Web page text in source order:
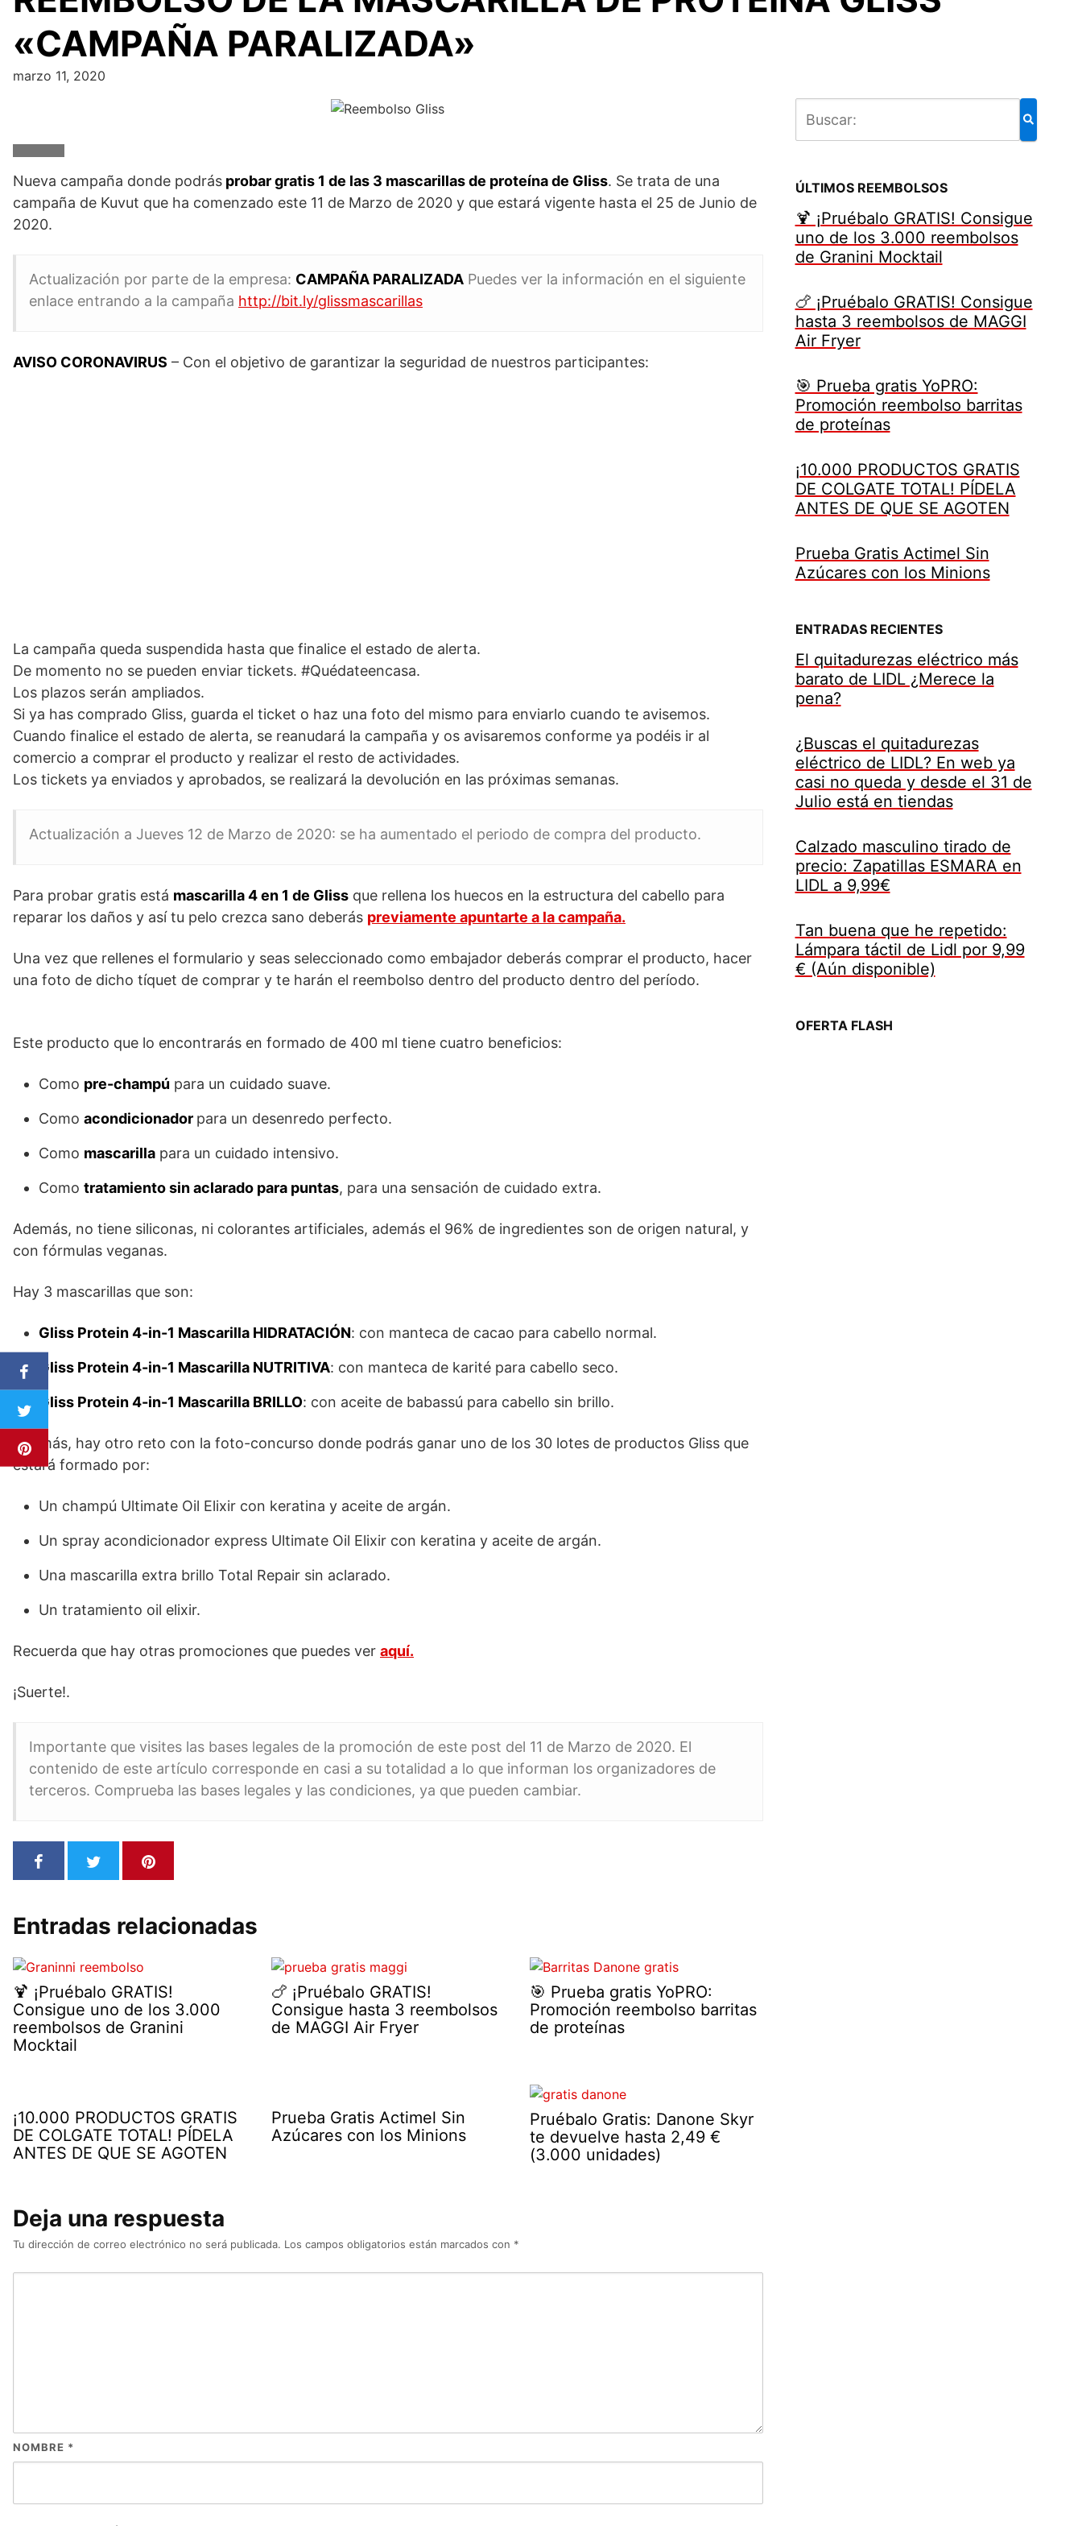
«CAMPAÑA PARALIZADA»
marzo 11, 2020
Nueva campaña donde podrás probar gratis 1 de las 3 mascarillas de proteína de Gliss. Se trata de una
campaña de Kuvut que ha comenzado este 11 de Marzo de 2020 y que estará vigente hasta el 25 de Junio de
2020.
Actualización por parte de la empresa: CAMPAÑA PARALIZADA Puedes ver la información en el siguiente
enlace entrando a la campaña http://bit.ly/glissmascarillas
AVISO CORONAVIRUS – Con el objetivo de garantizar la seguridad de nuestros participantes:
La campaña queda suspendida hasta que finalice el estado de alerta.
De momento no se pueden enviar tickets. #Quédateencasa.
Los plazos serán ampliados.
Si ya has comprado Gliss, guarda el ticket o haz una foto del mismo para enviarlo cuando te avisemos.
Cuando finalice el estado de alerta, se reanudará la campaña y os avisaremos conforme ya podéis ir al
comercio a comprar el producto y realizar el resto de actividades.
Los tickets ya enviados y aprobados, se realizará la devolución en las próximas semanas.
Actualización a Jueves 12 de Marzo de 2020: se ha aumentado el periodo de compra del producto.
Para probar gratis está mascarilla 4 en 1 de Gliss que rellena los huecos en la estructura del cabello para
reparar los daños y así tu pelo crezca sano deberás previamente apuntarte a la campaña.
Una vez que rellenes el formulario y seas seleccionado como embajador deberás comprar el producto, hacer
una foto de dicho tíquet de comprar y te harán el reembolso dentro del producto dentro del período.
Este producto que lo encontrarás en formado de 400 ml tiene cuatro beneficios:
Como pre-champú para un cuidado suave.
Como acondicionador para un desenredo perfecto.
Como mascarilla para un cuidado intensivo.
Como tratamiento sin aclarado para puntas, para una sensación de cuidado extra.
Además, no tiene siliconas, ni colorantes artificiales, además el 96% de ingredientes son de origen natural, y
con fórmulas veganas.
Hay 3 mascarillas que son:
Gliss Protein 4-in-1 Mascarilla HIDRATACIÓN: con manteca de cacao para cabello normal.
Gliss Protein 4-in-1 Mascarilla NUTRITIVA: con manteca de karité para cabello seco.
Gliss Protein 4-in-1 Mascarilla BRILLO: con aceite de babassú para cabello sin brillo.
Además, hay otro reto con la foto-concurso donde podrás ganar uno de los 30 lotes de productos Gliss que
estará formado por:
Un champú Ultimate Oil Elixir con keratina y aceite de argán.
Un spray acondicionador express Ultimate Oil Elixir con keratina y aceite de argán.
Una mascarilla extra brillo Total Repair sin aclarado.
Un tratamiento oil elixir.
Recuerda que hay otras promociones que puedes ver aquí.
¡Suerte!.
Importante que visites las bases legales de la promoción de este post del 11 de Marzo de 2020. El
contenido de este artículo corresponde en casi a su totalidad a lo que informan los organizadores de
terceros. Comprueba las bases legales y las condiciones, ya que pueden cambiar.
Entradas relacionadas
🍹 ¡Pruébalo GRATIS!
Consigue uno de los 3.000
reembolsos de Granini
Mocktail
🍗 ¡Pruébalo GRATIS!
Consigue hasta 3 reembolsos
de MAGGI Air Fryer
🎯 Prueba gratis YoPRO:
Promoción reembolso barritas
de proteínas
¡10.000 PRODUCTOS GRATIS
DE COLGATE TOTAL! PÍDELA
ANTES DE QUE SE AGOTEN
Prueba Gratis Actimel Sin
Azúcares con los Minions
Pruébalo Gratis: Danone Skyr
te devuelve hasta 2,49 €
(3.000 unidades)
Deja una respuesta
Tu dirección de correo electrónico no será publicada. Los campos obligatorios están marcados con *
NOMBRE *
ÚLTIMOS REEMBOLSOS
🍹 ¡Pruébalo GRATIS! Consigue
uno de los 3.000 reembolsos
de Granini Mocktail
🍗 ¡Pruébalo GRATIS! Consigue
hasta 3 reembolsos de MAGGI
Air Fryer
🎯 Prueba gratis YoPRO:
Promoción reembolso barritas
de proteínas
¡10.000 PRODUCTOS GRATIS
DE COLGATE TOTAL! PÍDELA
ANTES DE QUE SE AGOTEN
Prueba Gratis Actimel Sin
Azúcares con los Minions
ENTRADAS RECIENTES
El quitadurezas eléctrico más
barato de LIDL ¿Merece la
pena?
¿Buscas el quitadurezas
eléctrico de LIDL? En web ya
casi no queda y desde el 31 de
Julio está en tiendas
Calzado masculino tirado de
precio: Zapatillas ESMARA en
LIDL a 9,99€
Tan buena que he repetido:
Lámpara táctil de Lidl por 9,99
€ (Aún disponible)
OFERTA FLASH